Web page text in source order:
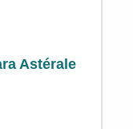
Astérale